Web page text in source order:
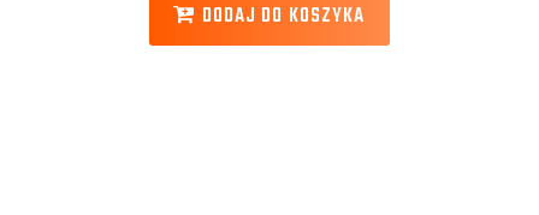
DODAJ DO KOSZYKA